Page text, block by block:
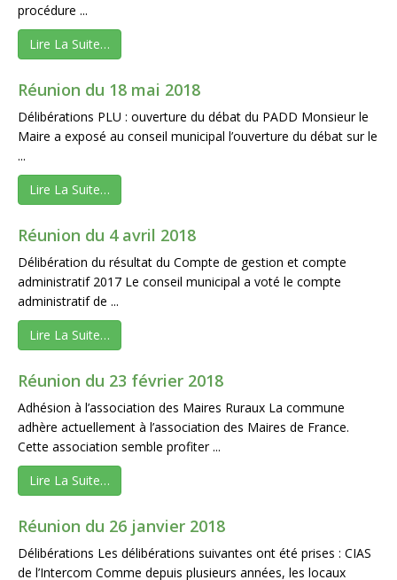
procédure ...
Lire La Suite…
Réunion du 18 mai 2018
Délibérations PLU : ouverture du débat du PADD Monsieur le
Maire a exposé au conseil municipal l’ouverture du débat sur le
...
Lire La Suite…
Réunion du 4 avril 2018
Délibération du résultat du Compte de gestion et compte
administratif 2017 Le conseil municipal a voté le compte
administratif de ...
Lire La Suite…
Réunion du 23 février 2018
Adhésion à l’association des Maires Ruraux La commune
adhère actuellement à l’association des Maires de France.
Cette association semble profiter ...
Lire La Suite…
Réunion du 26 janvier 2018
Délibérations Les délibérations suivantes ont été prises : CIAS
de l’Intercom Comme depuis plusieurs années, les locaux